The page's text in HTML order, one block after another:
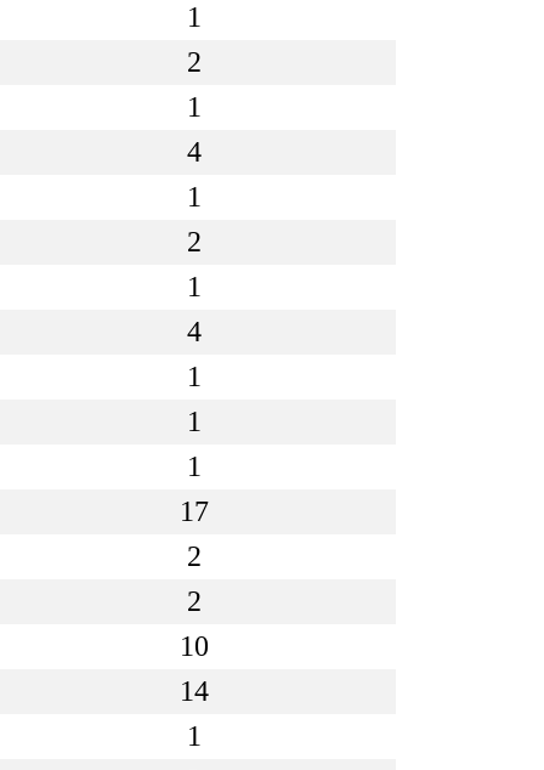
1
2
1
4
1
2
1
4
1
1
1
17
2
2
10
14
1